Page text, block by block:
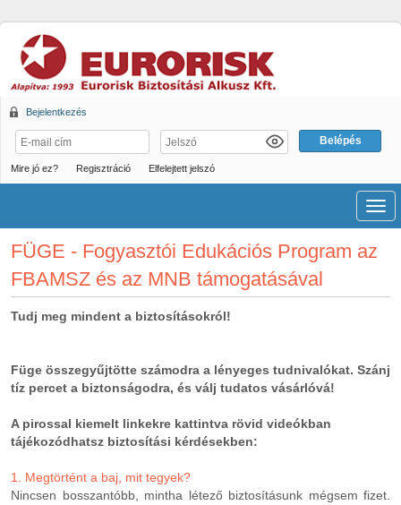
Bejelentkezés
Mire jó ez? Regisztráció Elfelejtett jelszó
FÜGE - Fogyasztói Edukációs Program az
FBAMSZ és az MNB támogatásával
Tudj meg mindent a biztosításokról!
Füge összegyűjtötte számodra a lényeges tudnivalókat. Szánj
tíz percet a biztonságodra, és válj tudatos vásárlóvá!
A pirossal kiemelt linkekre kattintva rövid videókban
tájékozódhatsz biztosítási kérdésekben:
1. Megtörtént a baj, mit tegyek?
Nincsen bosszantóbb, mintha létező biztosításunk mégsem fizet.